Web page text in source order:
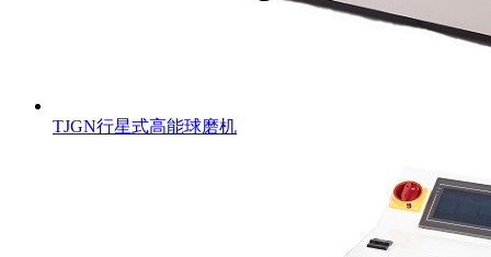
TJGN行星式高能球磨机